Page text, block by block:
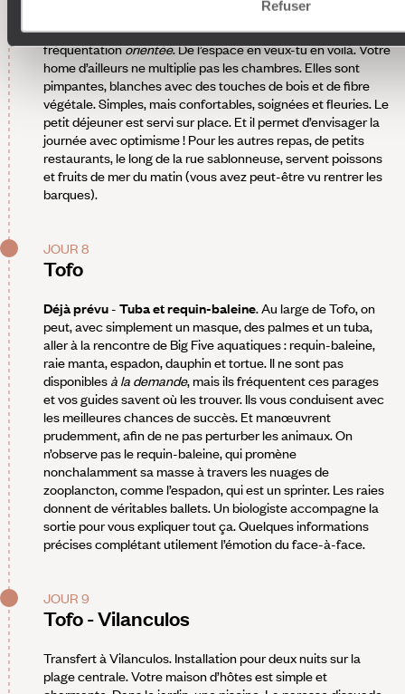
Refuser
rappelle la simplicité des années 70 : des surfeurs, des
plongeurs et pas beaucoup plus. Grande plage pour cette
fréquentationorientée. De l’espace en veux-tu en voilà. Votre
home d’ailleurs ne multiplie pas les chambres. Elles sont
pimpantes, blanches avec des touches de bois et de fibre
végétale. Simples, mais confortables, soignées et fleuries. Le
petit déjeuner est servi sur place. Et il permet d’envisager la
journée avec optimisme ! Pour les autres repas, de petits
restaurants, le long de la rue sablonneuse, servent poissons
et fruits de mer du matin (vous avez peut-être vu rentrer les
barques).
JOUR 8
Tofo
Déjà prévu- Tuba et requin-baleine. Au large de Tofo, on
peut, avec simplement un masque, des palmes et un tuba,
aller à la rencontre de Big Five aquatiques : requin-baleine,
raie manta, espadon, dauphin et tortue. Il ne sont pas
disponibles à la demande, mais ils fréquentent ces parages
et vos guides savent où les trouver. Ils vous conduisent avec
les meilleures chances de succès. Et manœuvrent
prudemment, afin de ne pas perturber les animaux. On
n’observe pas le requin-baleine, qui promène
nonchalamment sa masse à travers les nuages de
zooplancton, comme l’espadon, qui est un sprinter. Les raies
donnent de véritables ballets. Un biologiste accompagne la
sortie pour vous expliquer tout ça. Quelques informations
précises complétant utilement l’émotion du face-à-face.
JOUR 9
Tofo - Vilanculos
Transfert à Vilanculos. Installation pour deux nuits sur la
plage centrale. Votre maison d’hôtes est simple et